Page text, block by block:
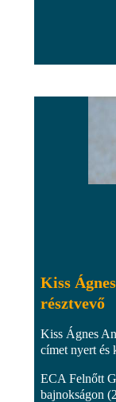
Kiss
résztvevő
Kiss Ágnes
címet nyert és
ECA Felnőtt
bajnokságon